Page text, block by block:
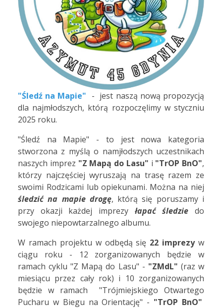
"Śledź na Mapie" - jest naszą nową propozycją
dla najmłodszych, którą rozpoczęlimy w styczniu
2025 roku.
"Śledź na Mapie" - to jest nowa kategoria
stworzona z myślą o namjłodszych uczestnikach
naszych imprez "Z Mapą do Lasu" i "TrOP BnO",
którzy najczęściej wyruszają na trasę razem ze
swoimi Rodzicami lub opiekunami. Można na niej
śledzić na mapie drogę, którą się poruszamy i
przy okazji każdej imprezy łapać śledzie do
swojego niepowtarzalnego albumu.
W ramach projektu w odbędą się 22 imprezyw
ciągu roku - 12 zorganizowanych będzie w
ramach cyklu "Z Mapą do Lasu" - "ZMdL" (raz w
miesiącu przez cały rok) i 10 zorganizowanych
będzie w ramach "Trójmiejskiego Otwartego
Pucharu w Biegu na Orientację" - "TrOP BnO"